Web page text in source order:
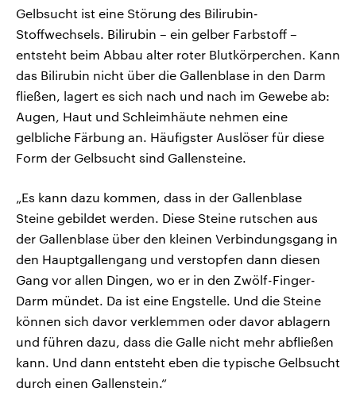
Gelbsucht ist eine Störung des Bilirubin-
Stoffwechsels. Bilirubin – ein gelber Farbstoff –
entsteht beim Abbau alter roter Blutkörperchen. Kann
das Bilirubin nicht über die Gallenblase in den Darm
fließen, lagert es sich nach und nach im Gewebe ab:
Augen, Haut und Schleimhäute nehmen eine
gelbliche Färbung an. Häufigster Auslöser für diese
Form der Gelbsucht sind Gallensteine.
„Es kann dazu kommen, dass in der Gallenblase
Steine gebildet werden. Diese Steine rutschen aus
der Gallenblase über den kleinen Verbindungsgang in
den Hauptgallengang und verstopfen dann diesen
Gang vor allen Dingen, wo er in den Zwölf-Finger-
Darm mündet. Da ist eine Engstelle. Und die Steine
können sich davor verklemmen oder davor ablagern
und führen dazu, dass die Galle nicht mehr abfließen
kann. Und dann entsteht eben die typische Gelbsucht
durch einen Gallenstein.“